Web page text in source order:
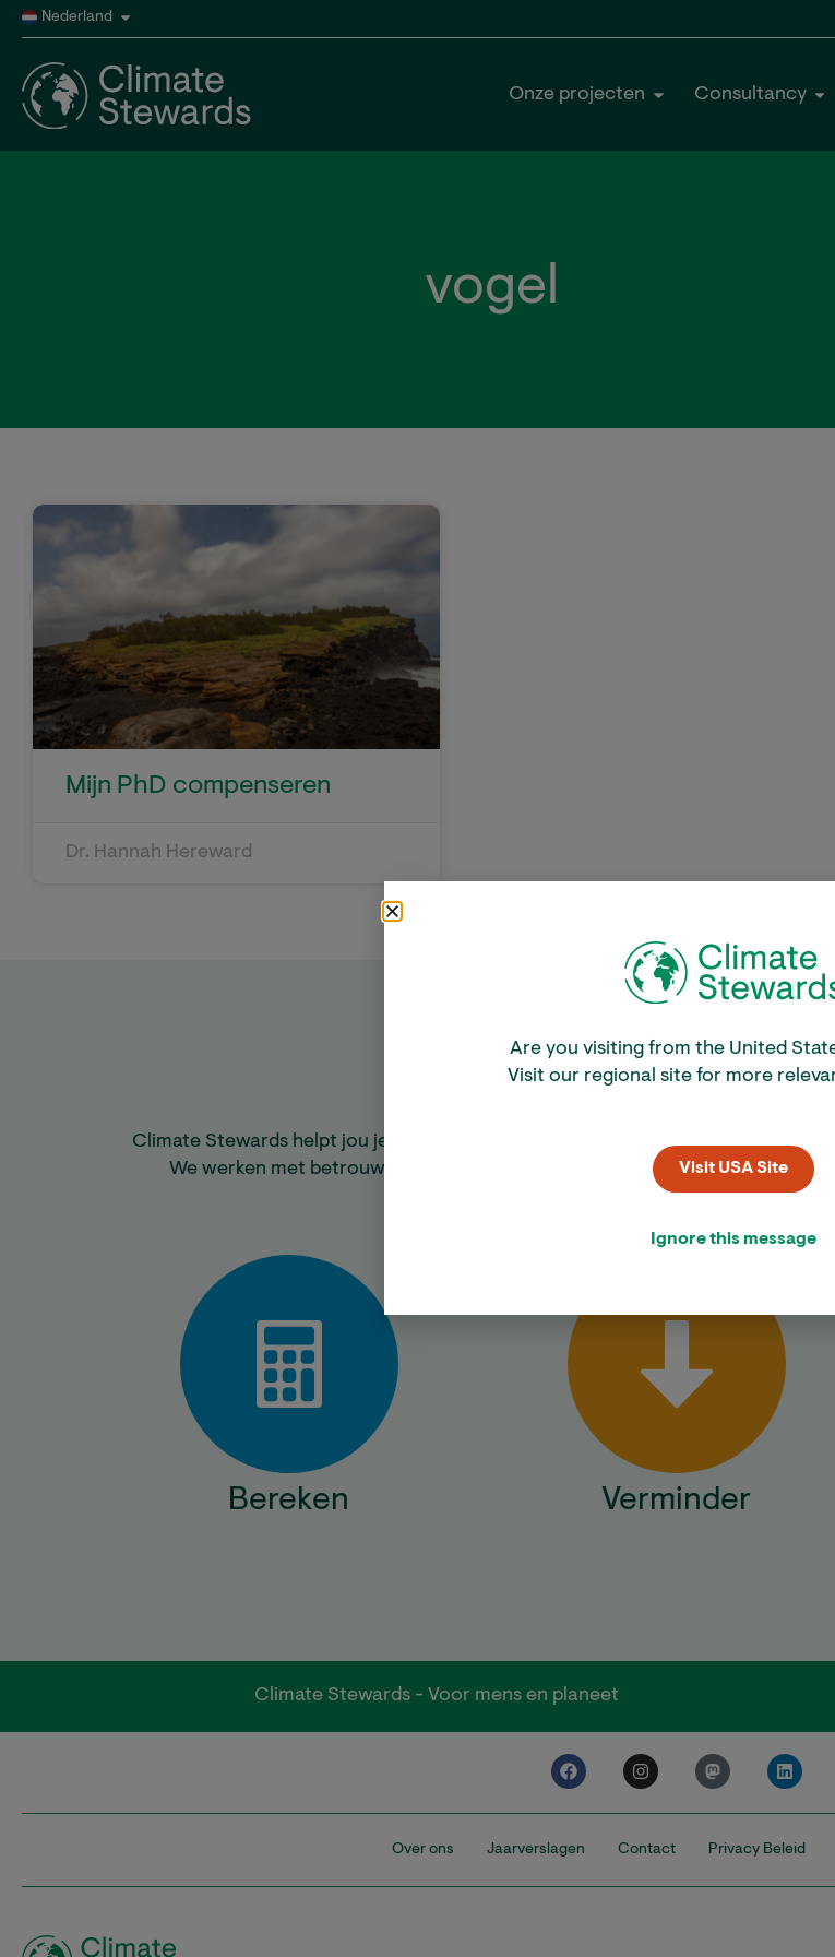
Nederland
Onze projecten Consultancy
vogel
Mijn PhD compenseren
Dr. Hannah Hereward
Kom in actie
Climate Stewards helpt jou je CO₂-voetafdruk te berekenen, te verminderen
We werken met betrouwbare gemeenschapsprojecten die naast CO2-
Bereken Verminder
Climate Stewards - Voor mens en planeet
Over ons Jaarverslagen Contact Privacy Beleid
Are you visiting from the United
Visit our regional site for more
Visit USA Site
Ignore this message